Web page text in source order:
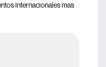
internacionales mas